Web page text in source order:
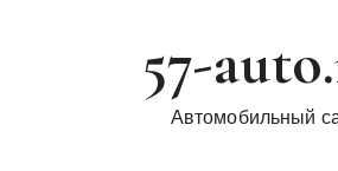
57-
Автомобильный